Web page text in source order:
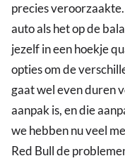
precies
auto als het op de
jezelf in een hoekje
opties om de
gaat wel even duren
aanpak is, en die
we hebben nu veel
Red Bull de